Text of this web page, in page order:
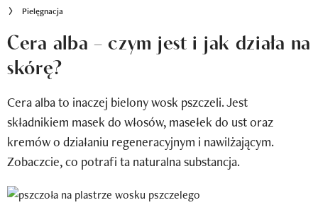
Klub Recenzentki
Newsy
Wizaz Summer Influ School
Mój profil / Zarejestruj się
Pielęgnacja
Cera alba – czym jest i jak działa na
skórę?
Cera alba to inaczej bielony wosk pszczeli. Jest
składnikiem masek do włosów, masełek do ust oraz
kremów o działaniu regeneracyjnym i nawilżającym.
Zobaczcie, co potrafi ta naturalna substancja.